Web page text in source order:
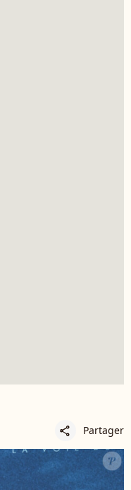
share Partager